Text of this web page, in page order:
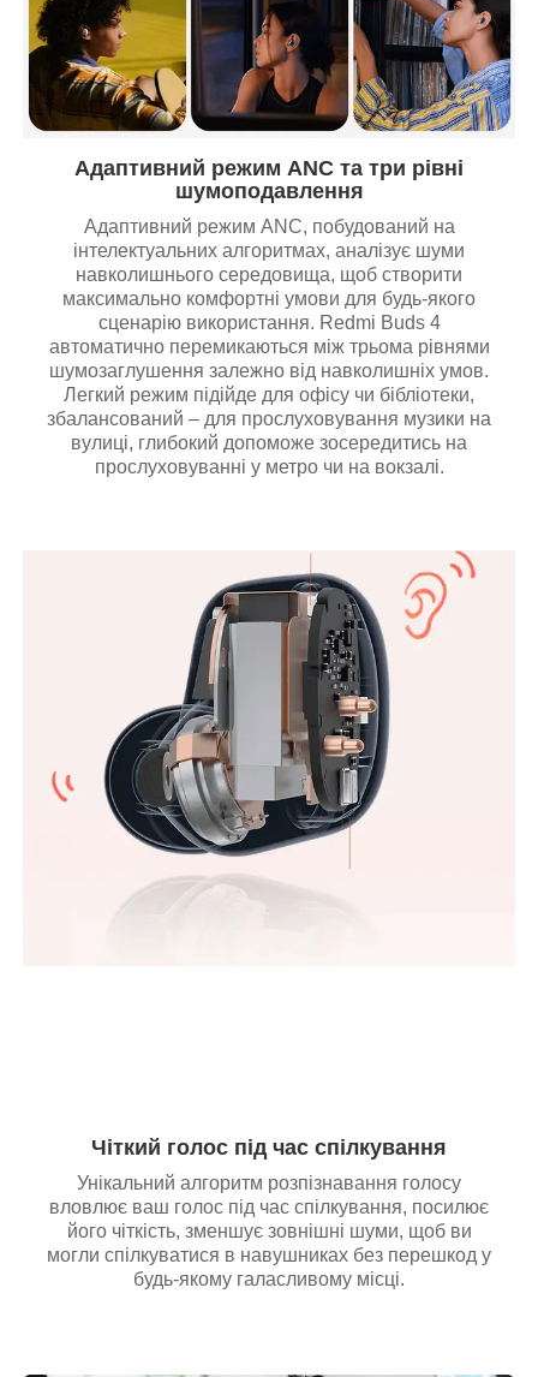
Адаптивний режим ANC та три рівні
шумоподавлення
Адаптивний режим ANC, побудований на
інтелектуальних алгоритмах, аналізує шуми
навколишнього середовища, щоб створити
максимально комфортні умови для будь-якого
сценарію використання. Redmi Buds 4
автоматично перемикаються між трьома рівнями
шумозаглушення залежно від навколишніх умов.
Легкий режим підійде для офісу чи бібліотеки,
збалансований – для прослуховування музики на
вулиці, глибокий допоможе зосередитись на
прослуховуванні у метро чи на вокзалі.
Чіткий голос під час спілкування
Унікальний алгоритм розпізнавання голосу
вловлює ваш голос під час спілкування, посилює
його чіткість, зменшує зовнішні шуми, щоб ви
могли спілкуватися в навушниках без перешкод у
будь-якому галасливому місці.